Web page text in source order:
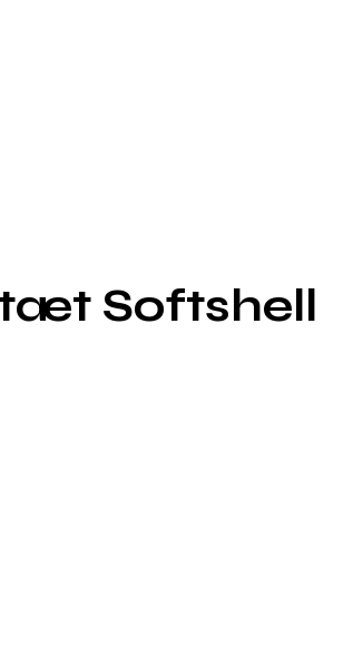
Softshell